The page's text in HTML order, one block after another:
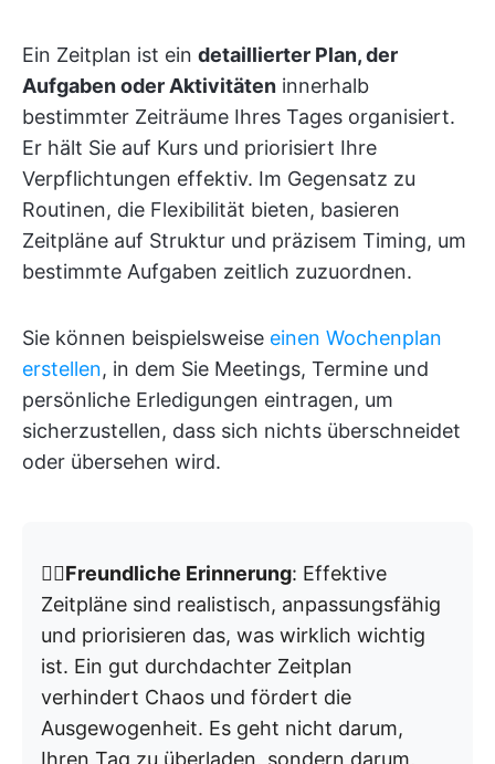
Ein Zeitplan ist ein detaillierter Plan, der
Aufgaben oder Aktivitäten innerhalb
bestimmter Zeiträume Ihres Tages organisiert.
Er hält Sie auf Kurs und priorisiert Ihre
Verpflichtungen effektiv. Im Gegensatz zu
Routinen, die Flexibilität bieten, basieren
Zeitpläne auf Struktur und präzisem Timing, um
bestimmte Aufgaben zeitlich zuzuordnen.
Sie können beispielsweise einen Wochenplan
erstellen, in dem Sie Meetings, Termine und
persönliche Erledigungen eintragen, um
sicherzustellen, dass sich nichts überschneidet
oder übersehen wird.
👉🏼Freundliche Erinnerung: Effektive
Zeitpläne sind realistisch, anpassungsfähig
und priorisieren das, was wirklich wichtig
ist. Ein gut durchdachter Zeitplan
verhindert Chaos und fördert die
Ausgewogenheit. Es geht nicht darum,
Ihren Tag zu überladen, sondern darum,